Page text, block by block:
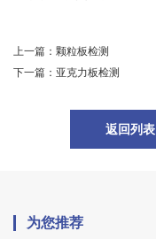
上一篇： 颗粒板检测
下一篇： 亚克力板检测
返回列表
为您推荐